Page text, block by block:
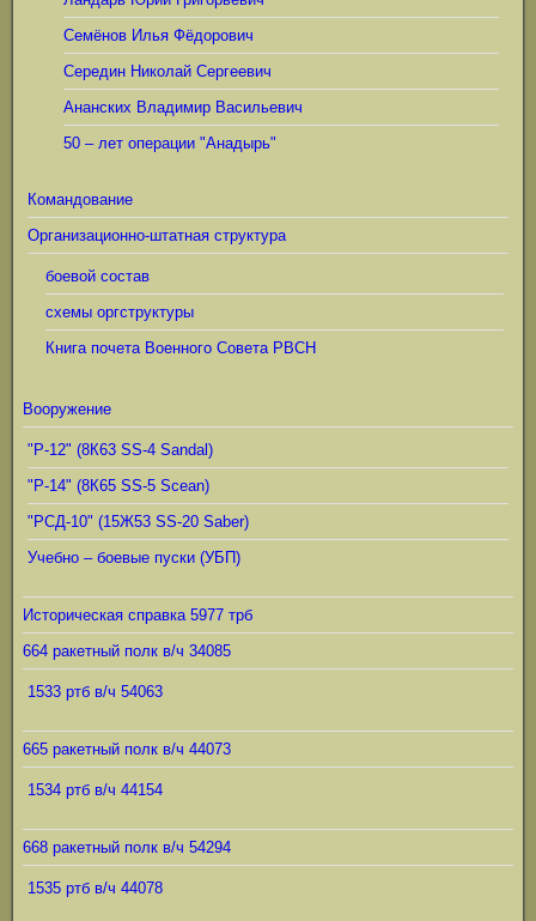
Семёнов Илья Фёдорович
Середин Николай Сергеевич
Ананских Владимир Васильевич
50 – лет операции "Анадырь"
Командование
Организационно-штатная структура
боевой состав
схемы оргструктуры
Книга почета Военного Совета РВСН
Вооружение
"Р-12" (8К63 SS-4 Sandal)
"Р-14" (8К65 SS-5 Scean)
"РСД-10" (15Ж53 SS-20 Saber)
Учебно – боевые пуски (УБП)
Историческая справка 5977 трб
664 ракетный полк в/ч 34085
1533 ртб в/ч 54063
665 ракетный полк в/ч 44073
1534 ртб в/ч 44154
668 ракетный полк в/ч 54294
1535 ртб в/ч 44078